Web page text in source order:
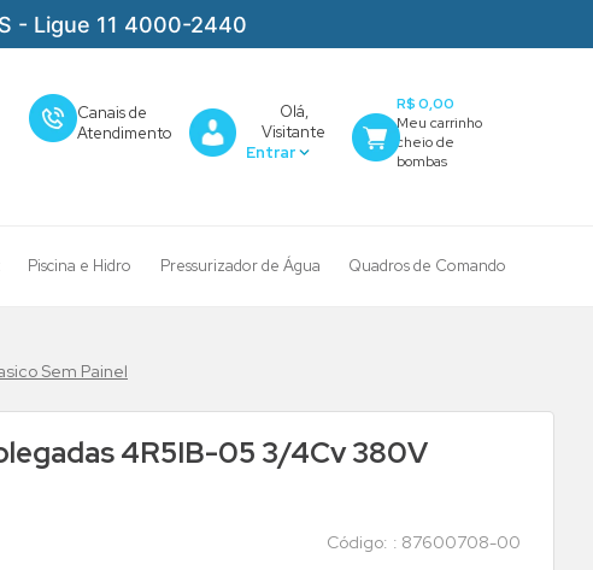
- Ligue 11 4000-2440
Canais de
Atendimento
Olá,
Visitante
R$ 0,00
Piscina e Hidro Pressurizador de Água Quadros de Comando
Sem Painel
4R5IB-05 3/4Cv 380V
: 87600708-00